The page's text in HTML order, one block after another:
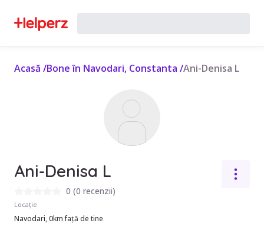
Acasă /Bone în Navodari, Constanta /Ani-Denisa L
Ani-Denisa L
0 (0 recenzii)
Locație
Navodari, 0km față de tine